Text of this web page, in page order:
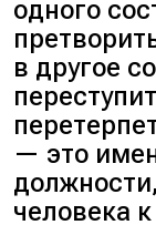
одного
в другое
— это
человека